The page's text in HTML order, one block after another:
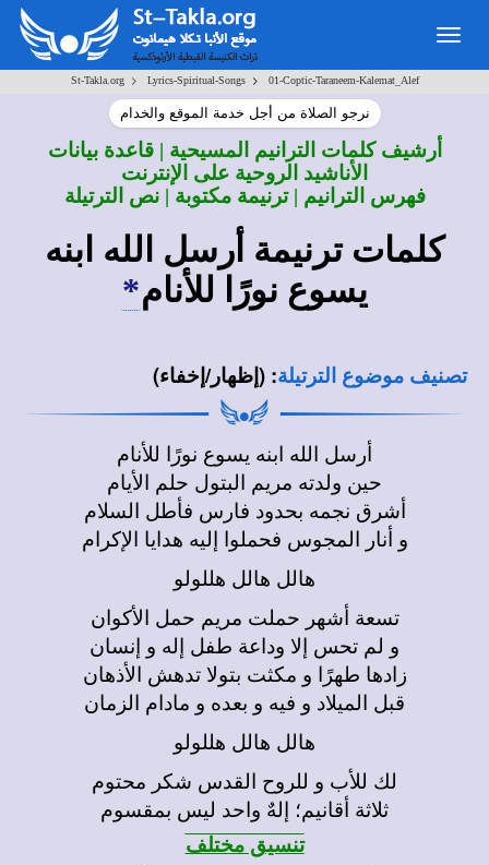
St-Takla.org> Lyrics-Spiritual-Songs> 01-Coptic-Taraneem-Kalemat_Alef
نرجو الصلاة من أجل خدمة الموقع والخدام
أرشيف كلمات الترانيم المسيحية | قاعدة بيانات
الأناشيد الروحية على الإنترنت
فهرس الترانيم | ترنيمة مكتوبة | نص الترتيلة
كلمات ترنيمة أرسل الله ابنه
يسوع نورًا للأنام*
تصنيف موضوع الترتيلة: (إظهار/إخفاء)
أرسل الله ابنه يسوع نورًا للأنام
حين ولدته مريم البتول حلم الأيام
أشرق نجمه بحدود فارس فأطل السلام
و أنار المجوس فحملوا إليه هدايا الإكرام
هالل هالل هللولو
تسعة أشهر حملت مريم حمل الأكوان
و لم تحس إلا وداعة طفل إله و إنسان
زادها طهرًا و مكثت بتولا تدهش الأذهان
قبل الميلاد و فيه و بعده و مادام الزمان
هالل هالل هللولو
لك للأب و للروح القدس شكر محتوم
ثلاثة أقانيم؛ إلهٌ واحد ليس بمقسوم
تنسيق مختلف